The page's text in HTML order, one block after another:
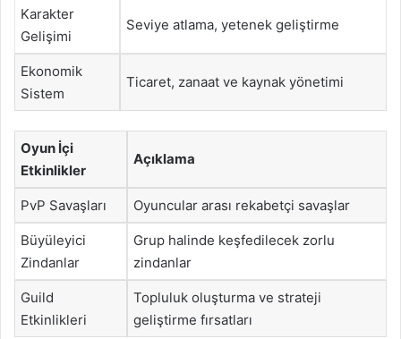
Karakter
Gelişimi
Seviye atlama, yetenek geliştirme
Ekonomik
Sistem
Ticaret, zanaat ve kaynak yönetimi
Oyun İçi
Etkinlikler
Açıklama
PvP Savaşları Oyuncular arası rekabetçi savaşlar
Büyüleyici
Zindanlar
Grup halinde keşfedilecek zorlu
zindanlar
Guild
Etkinlikleri
Topluluk oluşturma ve strateji
geliştirme fırsatları